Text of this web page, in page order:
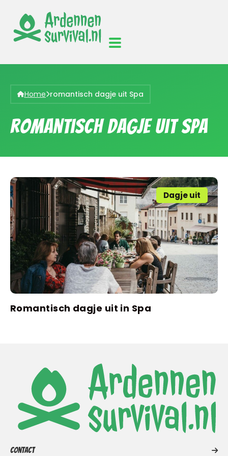
Home romantisch dagje uit Spa
romantisch dagje uit Spa
Dagje uit
Romantisch dagje uit in Spa
Contact